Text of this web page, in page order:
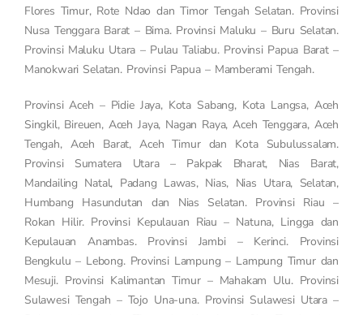
Flores Timur, Rote Ndao dan Timor Tengah Selatan. Provinsi
Nusa Tenggara Barat – Bima. Provinsi Maluku – Buru Selatan.
Provinsi Maluku Utara – Pulau Taliabu. Provinsi Papua Barat –
Manokwari Selatan. Provinsi Papua – Mamberami Tengah.
Provinsi Aceh – Pidie Jaya, Kota Sabang, Kota Langsa, Aceh
Singkil, Bireuen, Aceh Jaya, Nagan Raya, Aceh Tenggara, Aceh
Tengah, Aceh Barat, Aceh Timur dan Kota Subulussalam.
Provinsi Sumatera Utara – Pakpak Bharat, Nias Barat,
Mandailing Natal, Padang Lawas, Nias, Nias Utara, Selatan,
Humbang Hasundutan dan Nias Selatan. Provinsi Riau –
Rokan Hilir. Provinsi Kepulauan Riau – Natuna, Lingga dan
Kepulauan Anambas. Provinsi Jambi – Kerinci. Provinsi
Bengkulu – Lebong. Provinsi Lampung – Lampung Timur dan
Mesuji. Provinsi Kalimantan Timur – Mahakam Ulu. Provinsi
Sulawesi Tengah – Tojo Una-una. Provinsi Sulawesi Utara –